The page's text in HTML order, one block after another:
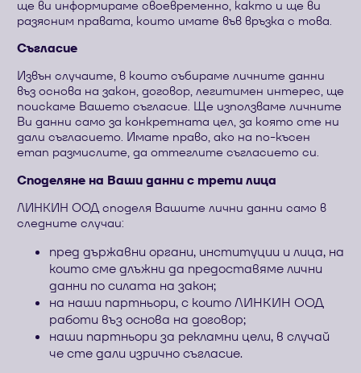
ще ви информираме своевременно, както и ще ви
разясним правата, които имате във връзка с това.
Съгласие
Извън случаите, в които събираме личните данни
въз основа на закон, договор, легитимен интерес, ще
поискаме Вашето съгласие. Ще използваме личните
Ви данни само за конкретната цел, за която сте ни
дали съгласието. Имате право, ако на по-късен
етап размислите, да оттеглите съгласието си.
Споделяне на Ваши данни с трети лица
ЛИНКИН ООД споделя Вашите лични данни само в
следните случаи:
пред държавни органи, институции и лица, на
които сме длъжни да предоставяме лични
данни по силата на закон;
на наши партньори, с които ЛИНКИН ООД
работи въз основа на договор;
наши партньори за рекламни цели, в случай
че сте дали изрично съгласие.